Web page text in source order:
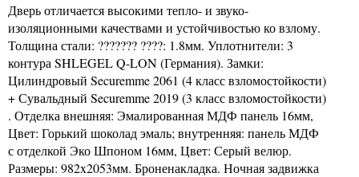
Дверь отличается высокими тепло- и звуко-
изоляционными качествами и устойчивостью ко взлому.
Толщина стали: ??????? ????: 1.8мм. Уплотнители: 3
контура SHLEGEL Q-LON (Германия). Замки:
Цилиндровый Securemme 2061 (4 класс взломостойкости)
+ Сувальдный Securemme 2019 (3 класс взломостойкости)
. Отделка внешняя: Эмалированная МДФ панель 16мм,
Цвет: Горький шоколад эмаль; внутренняя: панель МДФ
с отделкой Эко Шпоном 16мм, Цвет: Серый велюр.
Размеры: 982x2053мм. Броненакладка. Ночная задвижка